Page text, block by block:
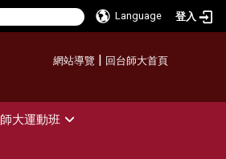
Language 登入
網站導覽 | 回台師大首頁
師大運動班